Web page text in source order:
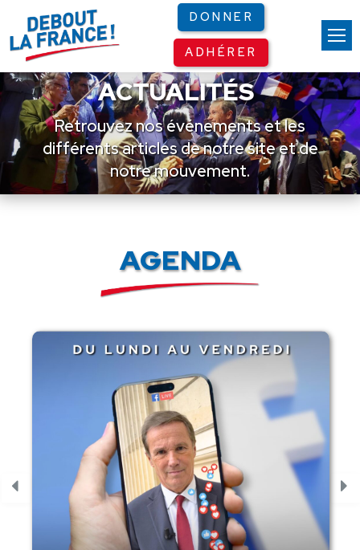
DONNER
ADHÉRER
ACTUALITÉS
Retrouvez nos événements et les
différents articles de notre site et de
notre mouvement.
AGENDA
Panneau de gestion des cookies